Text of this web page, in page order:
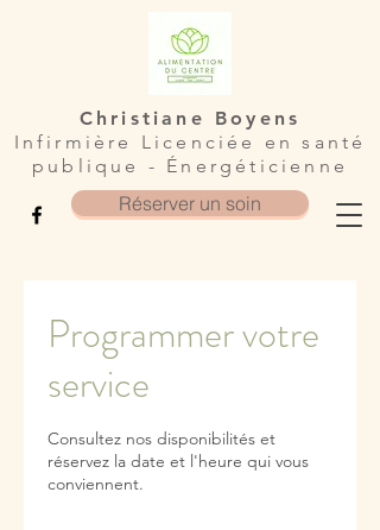
Christiane Boyens
Infirmière Licenciée en santé
publique - Énergéticienne
Réserver un soin
Programmer votre
service
Consultez nos disponibilités et
réservez la date et l'heure qui vous
conviennent.